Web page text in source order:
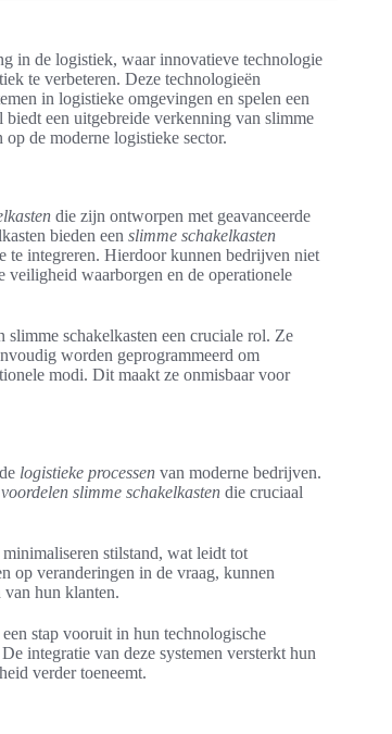
in de logistiek, waar innovatieve technologie
te verbeteren. Deze technologieën
in logistieke omgevingen en spelen een
een uitgebreide verkenning van slimme
de moderne logistieke sector.
die zijn ontworpen met geavanceerde
bieden een slimme schakelkasten
te integreren. Hierdoor kunnen bedrijven niet
veiligheid waarborgen en de operationele
slimme schakelkasten een cruciale rol. Ze
worden geprogrammeerd om
modi. Dit maakt ze onmisbaar voor
logistieke processen van moderne bedrijven.
voordelen slimme schakelkasten die cruciaal
stilstand, wat leidt tot
op veranderingen in de vraag, kunnen
van hun klanten.
stap vooruit in hun technologische
integratie van deze systemen versterkt hun
verder toeneemt.